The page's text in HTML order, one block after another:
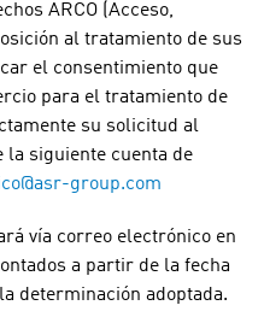
ARCO (Acceso,
al tratamiento de sus
el consentimiento que
para el tratamiento de
su solicitud al
la siguiente cuenta de
group.com
vía correo electrónico en
a partir de la fecha
determinación adoptada.